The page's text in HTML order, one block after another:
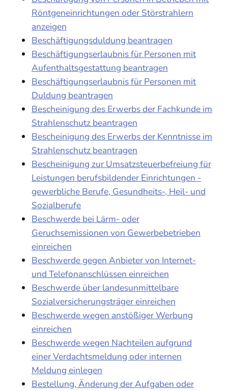
Röntgeneinrichtungen oder Störstrahlern
anzeigen
Beschäftigungsduldung beantragen
Beschäftigungserlaubnis für Personen mit
Aufenthaltsgestattung beantragen
Beschäftigungserlaubnis für Personen mit
Duldung beantragen
Bescheinigung des Erwerbs der Fachkunde im
Strahlenschutz beantragen
Bescheinigung des Erwerbs der Kenntnisse im
Strahlenschutz beantragen
Bescheinigung zur Umsatzsteuerbefreiung für
Leistungen berufsbildender Einrichtungen -
gewerbliche Berufe, Gesundheits-, Heil- und
Sozialberufe
Beschwerde bei Lärm- oder
Geruchsemissionen von Gewerbebetrieben
einreichen
Beschwerde gegen Anbieter von Internet-
und Telefonanschlüssen einreichen
Beschwerde über landesunmittelbare
Sozialversicherungsträger einreichen
Beschwerde wegen anstößiger Werbung
einreichen
Beschwerde wegen Nachteilen aufgrund
einer Verdachtsmeldung oder internen
Meldung einlegen
Bestellung, Änderung der Aufgaben oder